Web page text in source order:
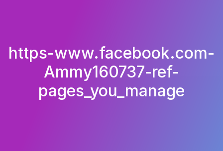
https-www.facebook.com-
Ammy160737-ref-
pages_you_manage